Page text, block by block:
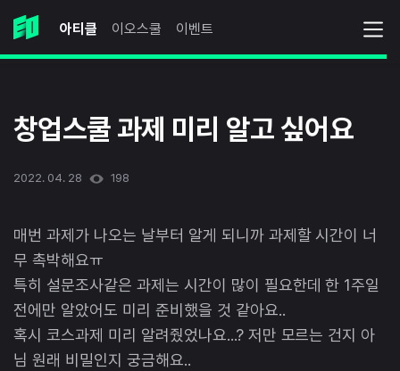
아티클 이오스쿨 이벤트
창업스쿨 과제 미리 알고 싶어요
2022. 04. 28 198
매번 과제가 나오는 날부터 알게 되니까 과제할 시간이 너
무 촉박해요ㅠ
특히 설문조사같은 과제는 시간이 많이 필요한데 한 1주일
전에만 알았어도 미리 준비했을 것 같아요..
혹시 코스과제 미리 알려줬었나요...? 저만 모르는 건지 아
님 원래 비밀인지 궁금해요..